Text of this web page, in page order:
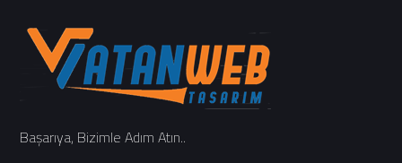
Başarıya, Bizimle Adım Atın..